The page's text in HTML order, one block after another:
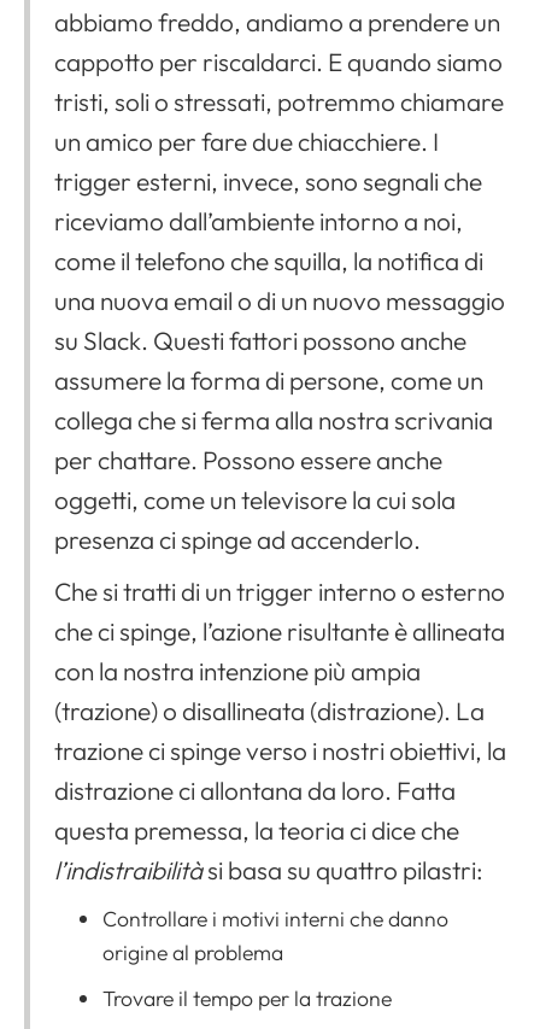
abbiamo freddo, andiamo a prendere un
cappotto per riscaldarci. E quando siamo
tristi, soli o stressati, potremmo chiamare
un amico per fare due chiacchiere. I
trigger esterni, invece, sono segnali che
riceviamo dall’ambiente intorno a noi,
come il telefono che squilla, la notifica di
una nuova email o di un nuovo messaggio
su Slack. Questi fattori possono anche
assumere la forma di persone, come un
collega che si ferma alla nostra scrivania
per chattare. Possono essere anche
oggetti, come un televisore la cui sola
presenza ci spinge ad accenderlo.
Che si tratti di un trigger interno o esterno
che ci spinge, l’azione risultante è allineata
con la nostra intenzione più ampia
(trazione) o disallineata (distrazione). La
trazione ci spinge verso i nostri obiettivi, la
distrazione ci allontana da loro. Fatta
questa premessa, la teoria ci dice che
l’indistraibilitàsi basa su quattro pilastri:
Controllare i motivi interni che danno
origine al problema
Trovare il tempo per la trazione